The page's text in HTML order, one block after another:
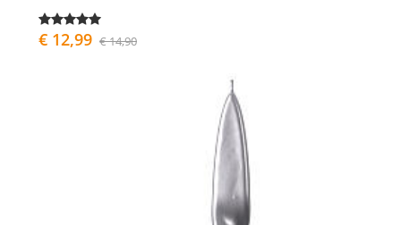
€ 12,99 € 14,90